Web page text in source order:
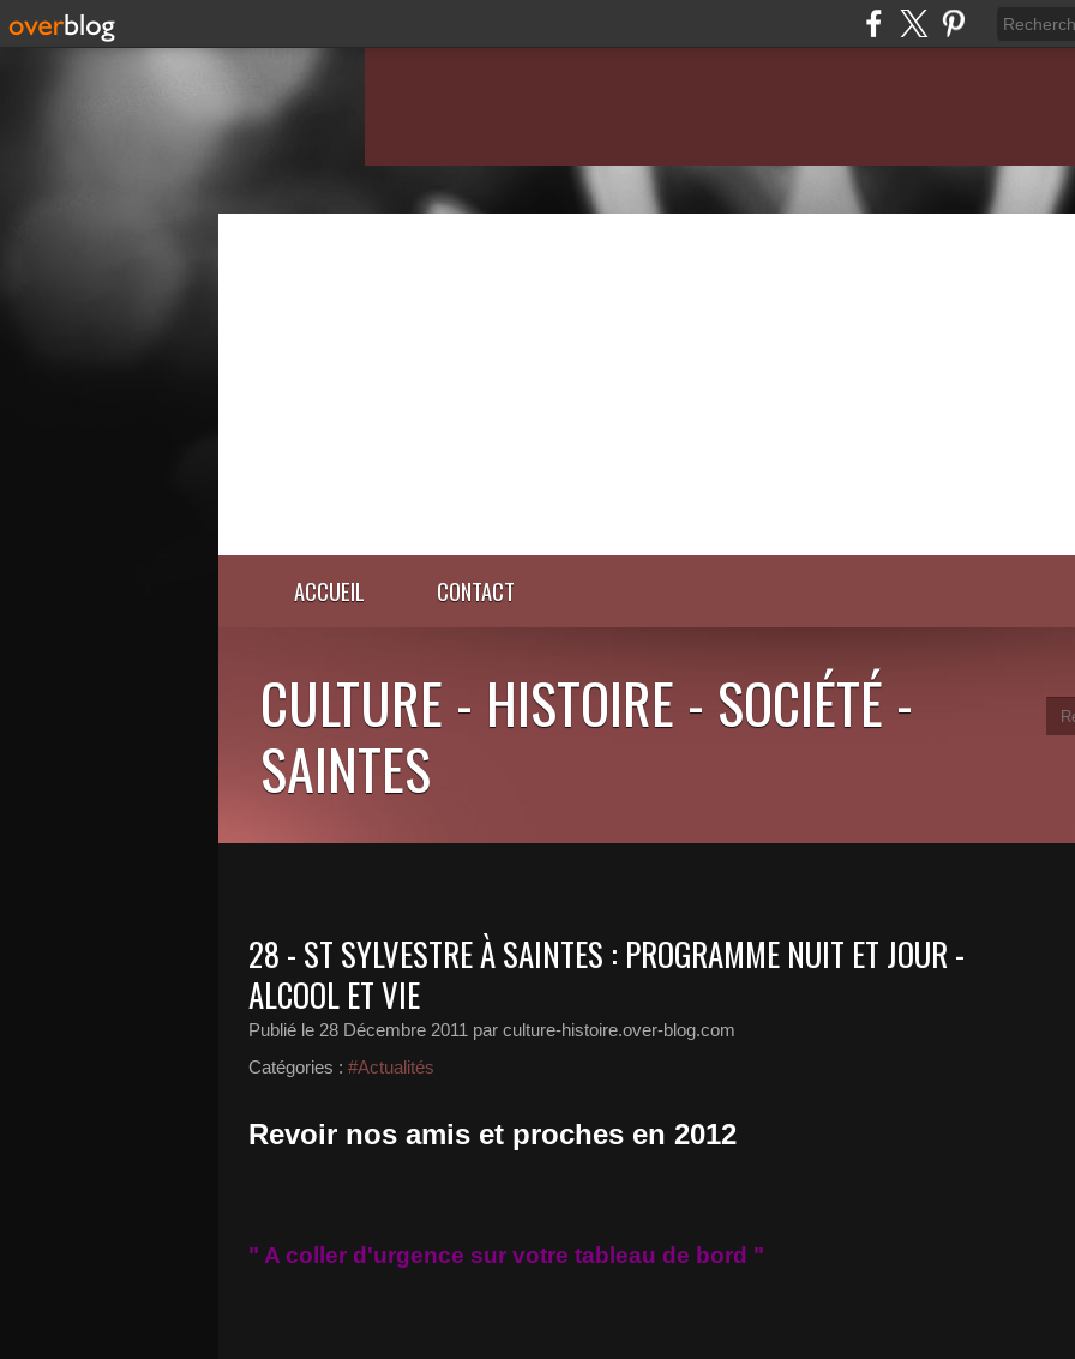
ACCUEIL CONTACT
CULTURE - HISTOIRE - SOCIÉTÉ -
SAINTES
28 - ST SYLVESTRE À SAINTES : PROGRAMME NUIT ET JOUR -
ALCOOL ET VIE
Publié le 28 Décembre 2011 par culture-histoire.over-blog.com
Catégories : #Actualités
Revoir nos amis et proches en 2012
" A coller d'urgence sur votre tableau de bord "